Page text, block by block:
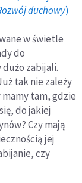
duchowy)
w świetle
do
zabijali.
tak nie zależy
mamy tam, gdzie
do jakiej
Czy mają
jej
czy